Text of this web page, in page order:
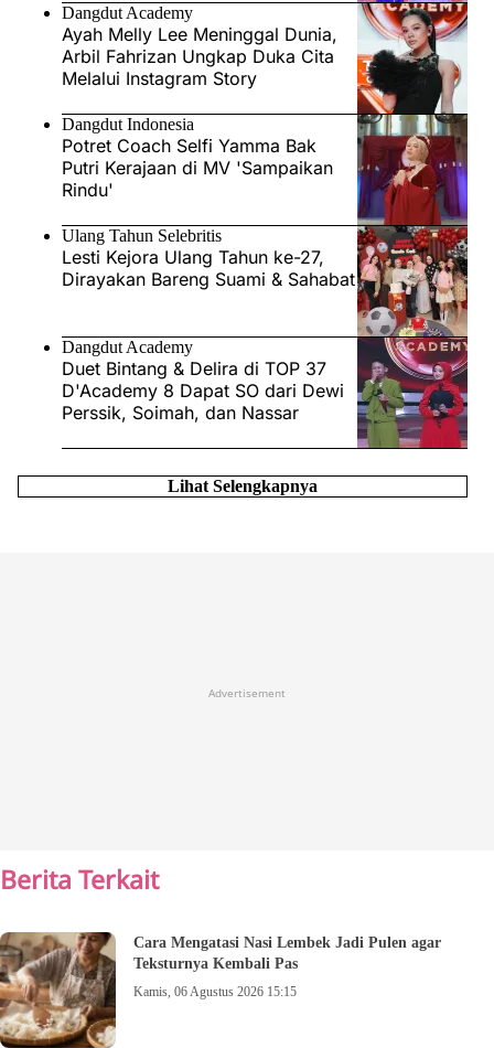
Dangdut Academy
Ayah Melly Lee Meninggal Dunia,
Arbil Fahrizan Ungkap Duka Cita
Melalui Instagram Story
Dangdut Indonesia
Potret Coach Selfi Yamma Bak
Putri Kerajaan di MV 'Sampaikan
Rindu'
Ulang Tahun Selebritis
Lesti Kejora Ulang Tahun ke-27,
Dirayakan Bareng Suami & Sahabat
Dangdut Academy
Duet Bintang & Delira di TOP 37
D'Academy 8 Dapat SO dari Dewi
Perssik, Soimah, dan Nassar
Lihat Selengkapnya
Advertisement
Berita Terkait
Cara Mengatasi Nasi Lembek Jadi Pulen agar
Teksturnya Kembali Pas
Kamis, 06 Agustus 2026 15:15